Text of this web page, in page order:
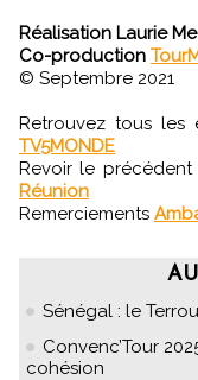
Réalisation Laurie
Co-production
© Septembre 2021
Retrouvez tous les
TV5MONDE
Revoir le précédent
Réunion
Remerciements
Sénégal : le
Convenc’Tour
cohésion